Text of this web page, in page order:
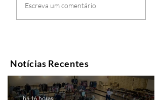
Escreva um comentário
Notícias Recentes
há 16 horas